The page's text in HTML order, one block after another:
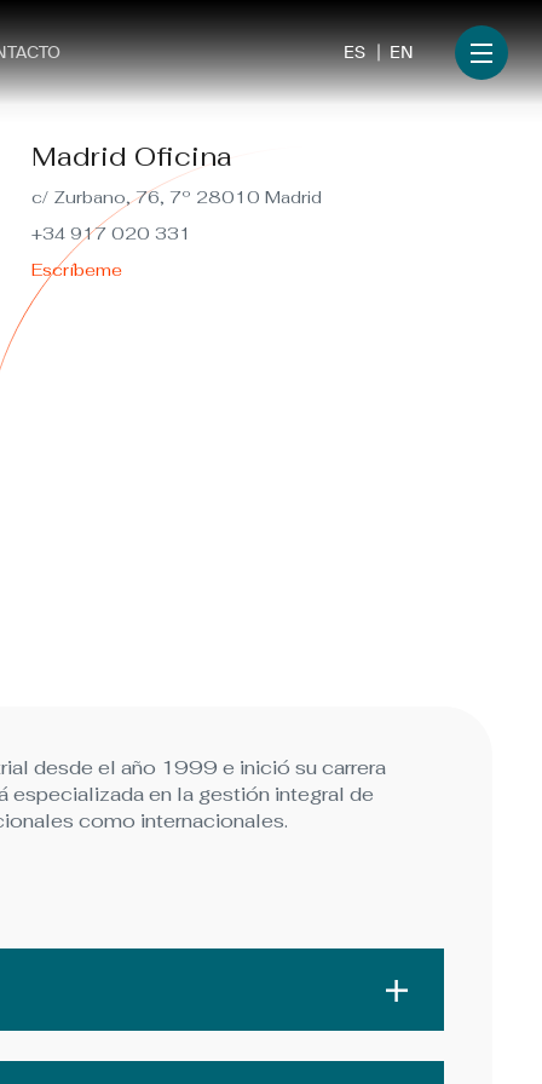
Menu
EN
ES
Madrid Oficina
c/ Zurbano, 76, 7º 28010 Madrid
+34 917 020 331
Escríbeme
desde el año 1999 e inició su carrera
en la gestión integral de
como internacionales.